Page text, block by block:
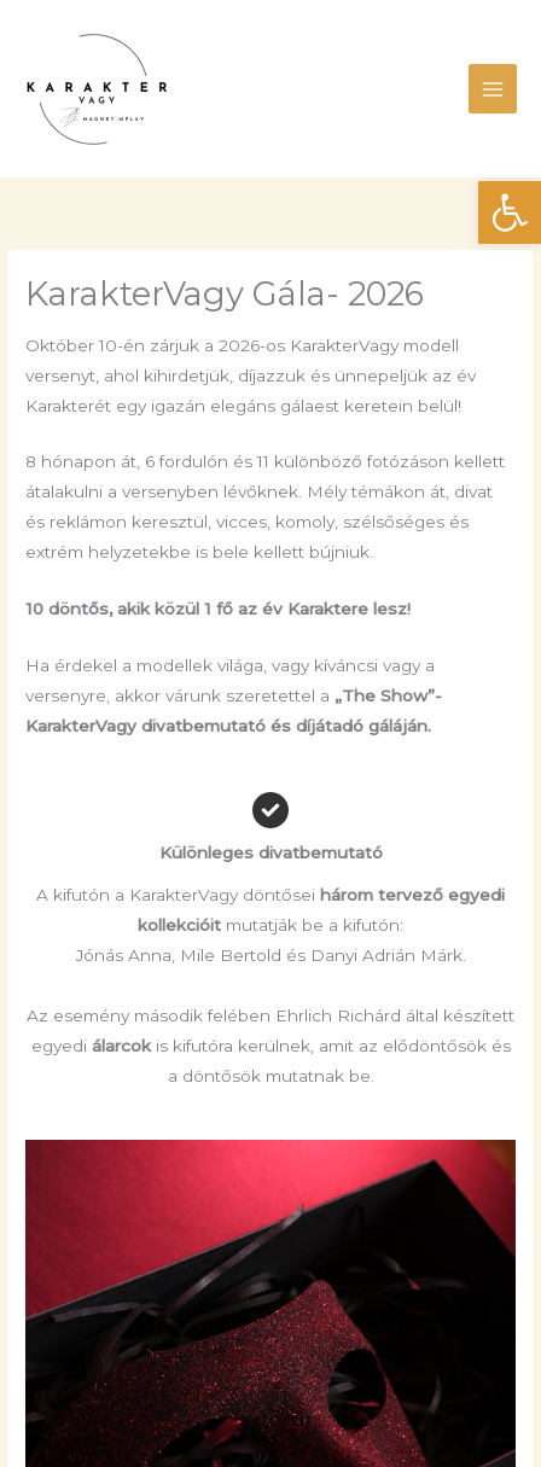
KarakterVagy Gála- 2026
Október 10-én zárjuk a 2026-os KarakterVagy modell
versenyt, ahol kihirdetjük, díjazzuk és ünnepeljük az év
Karakterét egy igazán elegáns gálaest keretein belül!
8 hónapon át, 6 fordulón és 11 különböző fotózáson kellett
átalakulni a versenyben lévőknek. Mély témákon át, divat
és reklámon keresztül, vicces, komoly, szélsőséges és
extrém helyzetekbe is bele kellett bújniuk.
10 döntős, akik közül 1 fő az év Karaktere lesz!
Ha érdekel a modellek világa, vagy kíváncsi vagy a
versenyre, akkor várunk szeretettel a „The Show”-
KarakterVagy divatbemutató és díjátadó gáláján.
Különleges divatbemutató
A kifutón a KarakterVagy döntősei három tervező egyedi
kollekcióit mutatják be a kifutón:
Jónás Anna, Mile Bertold és Danyi Adrián Márk.
Az esemény második felében Ehrlich Richárd által készített
egyedi álarcokis kifutóra kerülnek, amit az elődöntősök és
a döntősök mutatnak be.